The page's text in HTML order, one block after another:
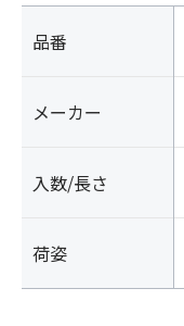
品番
メーカー
入数/長さ
荷姿